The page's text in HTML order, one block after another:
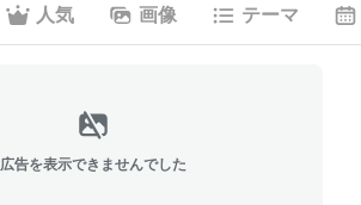
人気 画像 テーマ
広告を表示できませんでした